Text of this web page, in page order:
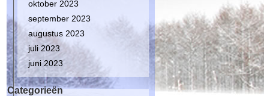
oktober 2023
september 2023
augustus 2023
juli 2023
juni 2023
Categorieën